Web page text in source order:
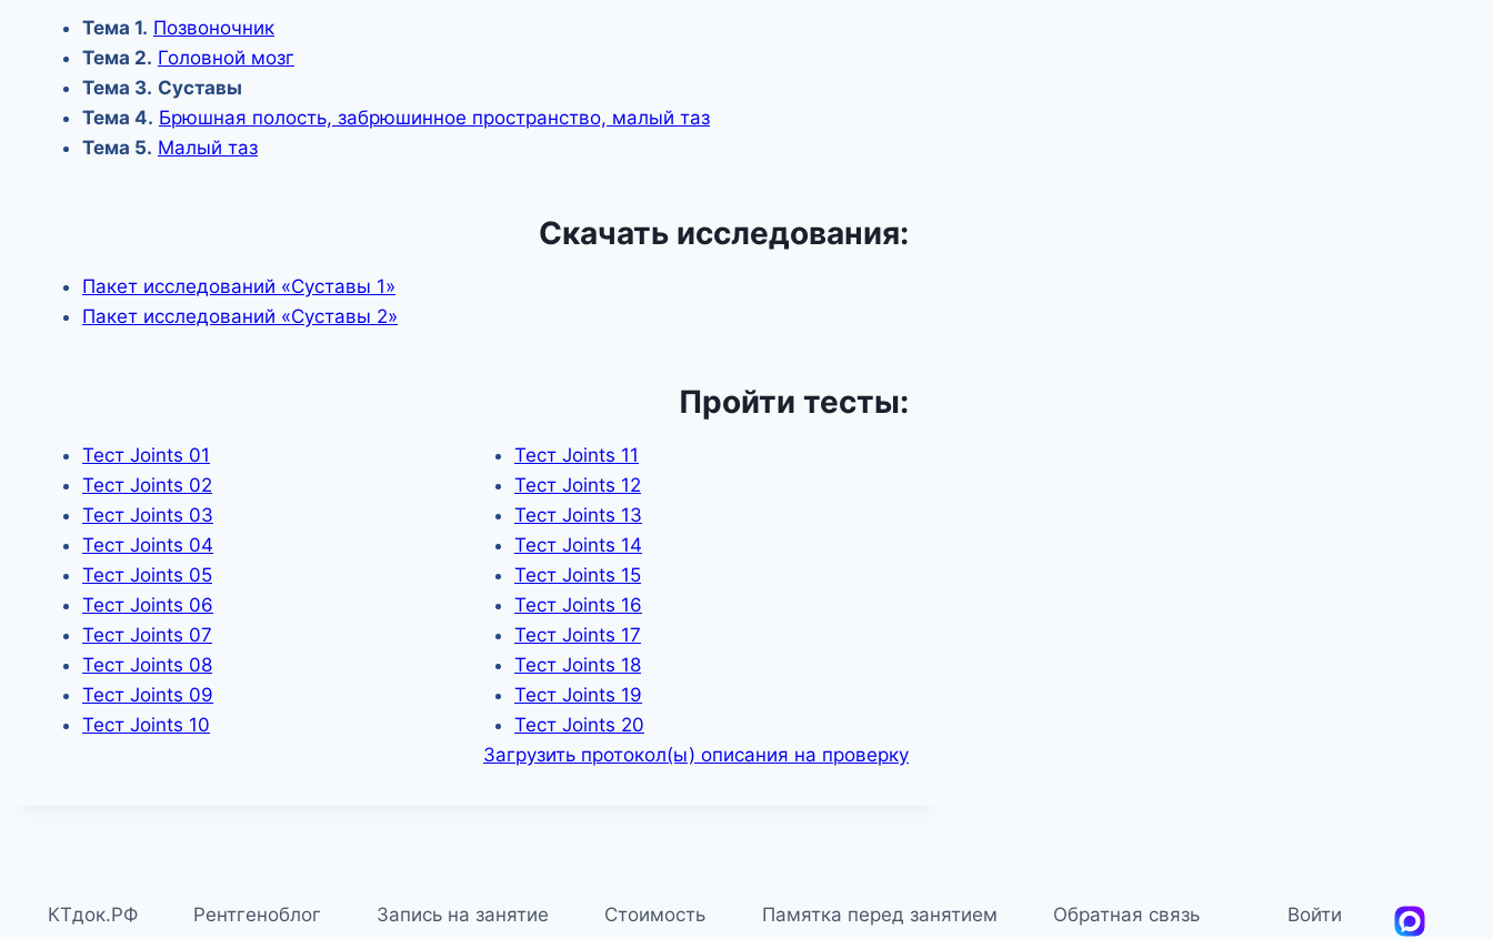
Тема 1. Позвоночник
Тема 2. Головной мозг
Тема 3. Суставы
Тема 4. Брюшная полость, забрюшинное пространство, малый таз
Тема 5. Малый таз
Скачать исследования:
Пакет исследований «Суставы 1»
Пакет исследований «Суставы 2»
Пройти тесты:
Тест Joints 01
Тест Joints 02
Тест Joints 03
Тест Joints 04
Тест Joints 05
Тест Joints 06
Тест Joints 07
Тест Joints 08
Тест Joints 09
Тест Joints 10
Тест Joints 11
Тест Joints 12
Тест Joints 13
Тест Joints 14
Тест Joints 15
Тест Joints 16
Тест Joints 17
Тест Joints 18
Тест Joints 19
Тест Joints 20
Загрузить протокол(ы) описания на проверку
КТдок.РФ Рентгеноблог Запись на занятие Стоимость Памятка перед занятием Обратная связь Войти MAX